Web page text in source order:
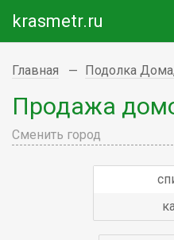
krasmetr.ru
Главная Подолка
Продажа
Сменить город